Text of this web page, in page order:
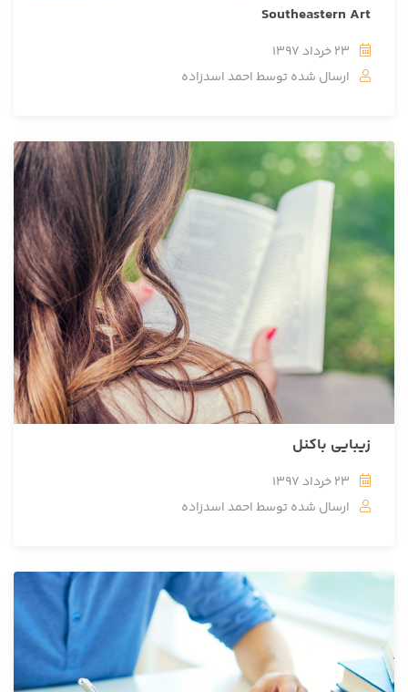
Southeastern Art
23 خرداد 1397
ارسال شده توسط احمد اسدزاده
زیبایی باکنل
23 خرداد 1397
ارسال شده توسط احمد اسدزاده